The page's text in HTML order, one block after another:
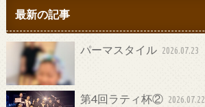
最新の記事
パーマスタイル 2026.07.23
第4回ラティ杯② 2026.07.22